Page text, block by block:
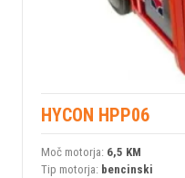
HYCON HPP06
Moč motorja: 6,5 KM
Tip motorja: bencinski